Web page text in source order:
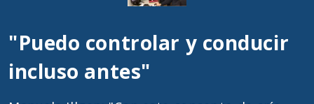
"Puedo controlar y conducir
incluso antes"